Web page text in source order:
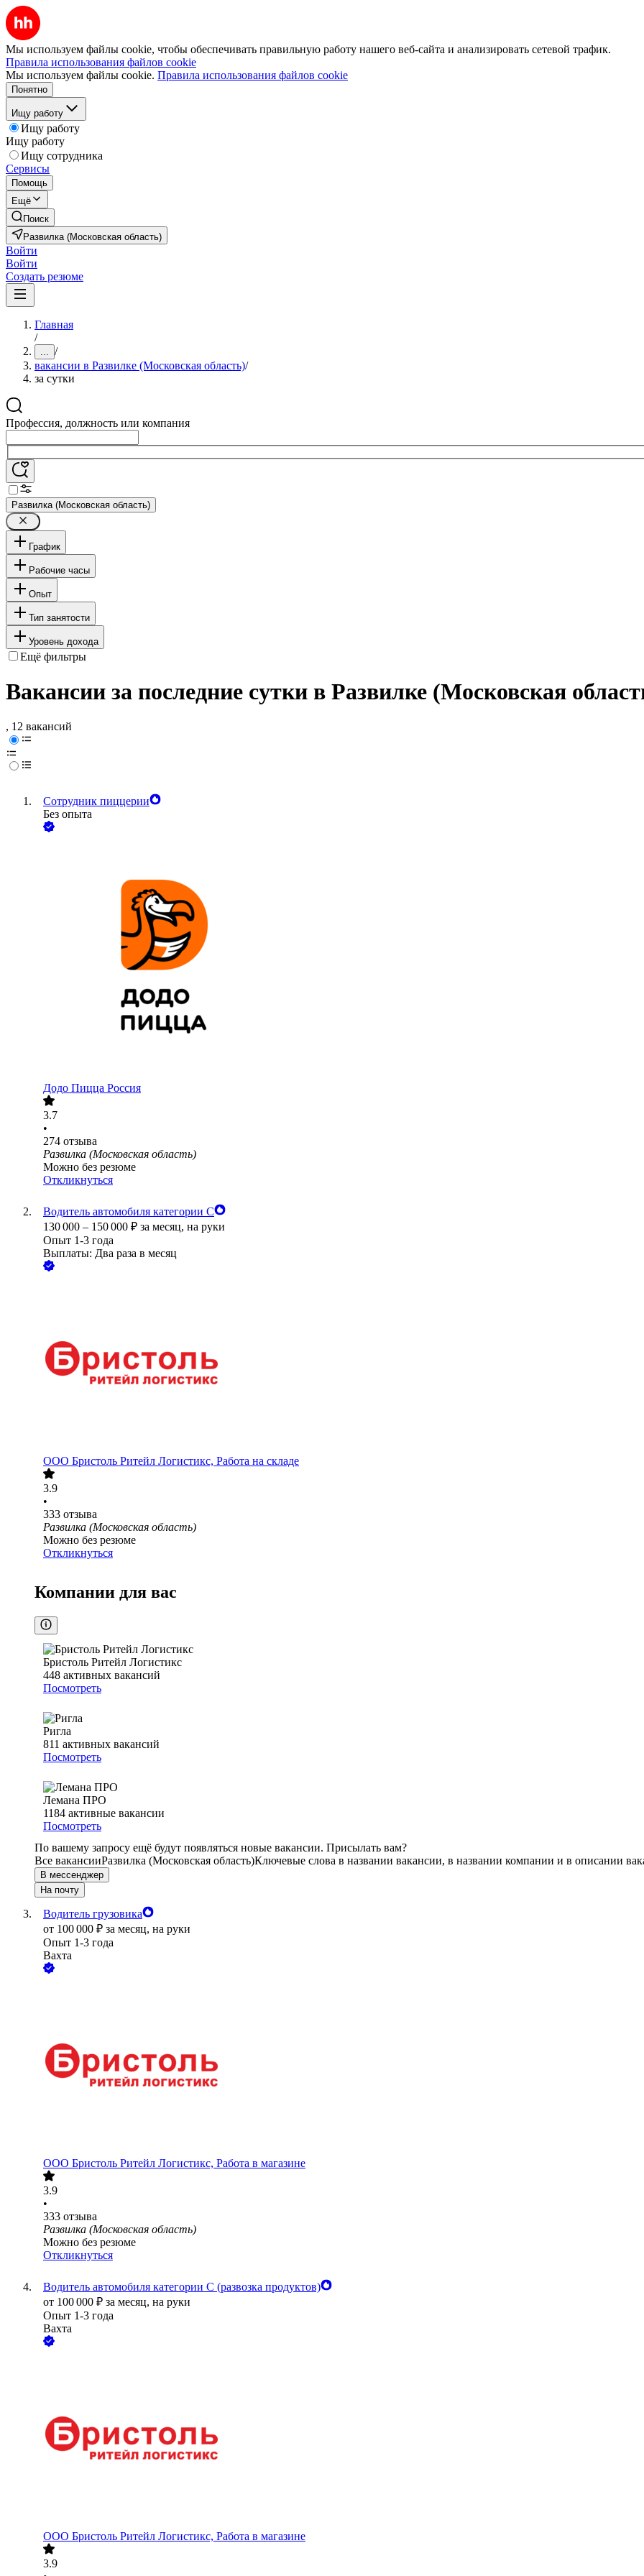
Мы используем файлы cookie, чтобы обеспечивать правильную работу нашего веб-сайта и анализировать сетевой трафик.
Правила использования файлов cookie
Мы используем файлы cookie. Правила использования файлов cookie
Понятно
Ищу работу
Ищу работу
Ищу работу
Ищу сотрудника
Сервисы
Помощь
Ещё
Поиск
Развилка (Московская область)
Войти
Войти
Создать резюме
Главная
/
... /
вакансии в Развилке (Московская область)/
за сутки
Профессия, должность или компания
Развилка (Московская область)
График
Рабочие часы
Опыт
Тип занятости
Уровень дохода
Ещё фильтры
Вакансии за последние сутки в Развилке (Московская
, 12 вакансий
Сотрудник пиццерии
Без опыта
Додо Пицца Россия
3.7
•
274 отзыва
Развилка (Московская область)
Можно без резюме
Откликнуться
Водитель автомобиля категории С
130 000 – 150 000 ₽ за месяц, на руки
Опыт 1-3 года
Выплаты: Два раза в месяц
ООО Бристоль Ритейл Логистикс, Работа на складе
3.9
•
333 отзыва
Развилка (Московская область)
Можно без резюме
Откликнуться
Компании для вас
Бристоль Ритейл Логистикс
448 активных вакансий
Посмотреть
Ригла
811 активных вакансий
Посмотреть
Лемана ПРО
1184 активные вакансии
Посмотреть
По вашему запросу ещё будут появляться новые вакансии. Присылать вам?
Все вакансииРазвилка (Московская область)Ключевые слова в названии вакансии, в названии компании и в описании
В мессенджер
На почту
Водитель грузовика
от 100 000 ₽ за месяц, на руки
Опыт 1-3 года
Вахта
ООО Бристоль Ритейл Логистикс, Работа в магазине
3.9
•
333 отзыва
Развилка (Московская область)
Можно без резюме
Откликнуться
Водитель автомобиля категории C (развозка продуктов)
от 100 000 ₽ за месяц, на руки
Опыт 1-3 года
Вахта
ООО Бристоль Ритейл Логистикс, Работа в магазине
3.9